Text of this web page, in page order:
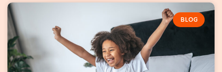
BLOG